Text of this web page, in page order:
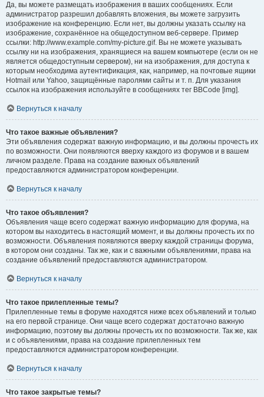
Да, вы можете размещать изображения в ваших сообщениях. Если
администратор разрешил добавлять вложения, вы можете загрузить
изображение на конференцию. Если нет, вы должны указать ссылку на
изображение, сохранённое на общедоступном веб-сервере. Пример
ссылки: http://www.example.com/my-picture.gif. Вы не можете указывать
ссылку ни на изображения, хранящиеся на вашем компьютере (если он не
является общедоступным сервером), ни на изображения, для доступа к
которым необходима аутентификация, как, например, на почтовые ящики
Hotmail или Yahoo, защищённые паролями сайты и т. п. Для указания
ссылок на изображения используйте в сообщениях тег BBCode [img].
Вернуться к началу
Что такое важные объявления?
Эти объявления содержат важную информацию, и вы должны прочесть их
по возможности. Они появляются вверху каждого из форумов и в вашем
личном разделе. Права на создание важных объявлений
предоставляются администратором конференции.
Вернуться к началу
Что такое объявления?
Объявления чаще всего содержат важную информацию для форума, на
котором вы находитесь в настоящий момент, и вы должны прочесть их по
возможности. Объявления появляются вверху каждой страницы форума,
в котором они созданы. Так же, как и с важными объявлениями, права на
создание объявлений предоставляются администратором.
Вернуться к началу
Что такое прилепленные темы?
Прилепленные темы в форуме находятся ниже всех объявлений и только
на его первой странице. Они чаще всего содержат достаточно важную
информацию, поэтому вы должны прочесть их по возможности. Так же, как
и с объявлениями, права на создание прилепленных тем
предоставляются администратором конференции.
Вернуться к началу
Что такое закрытые темы?